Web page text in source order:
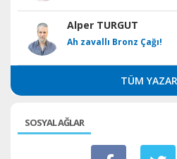
Alper TURGUT
Ah zavallı Bronz Çağı!
TÜM
SOSYAL AĞLAR